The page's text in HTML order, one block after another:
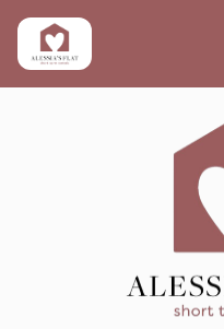
Skip to main content